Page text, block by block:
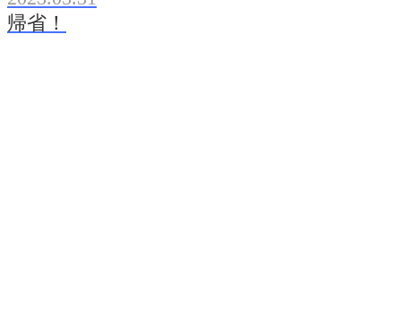
帰省！